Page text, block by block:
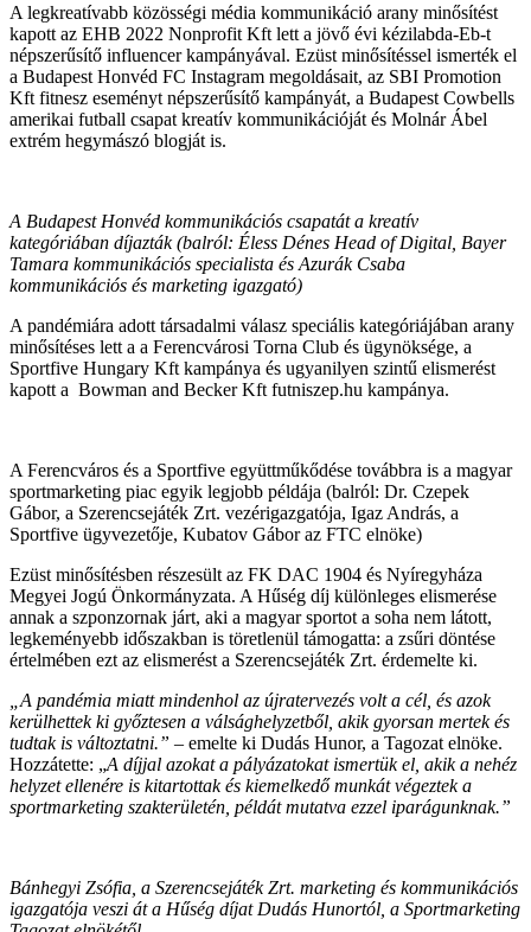
A legkreatívabb közösségi média kommunikáció arany minősítést
kapott az EHB 2022 Nonprofit Kft lett a jövő évi kézilabda-Eb-t
népszerűsítő influencer kampányával. Ezüst minősítéssel ismerték el
a Budapest Honvéd FC Instagram megoldásait, az SBI Promotion
Kft fitnesz eseményt népszerűsítő kampányát, a Budapest Cowbells
amerikai futball csapat kreatív kommunikációját és Molnár Ábel
extrém hegymászó blogját is.
A Budapest Honvéd kommunikációs csapatát a kreatív
kategóriában díjazták (balról: Éless Dénes Head of Digital, Bayer
Tamara kommunikációs specialista és Azurák Csaba
kommunikációs és marketing igazgató)
A pandémiára adott társadalmi válasz speciális kategóriájában arany
minősítéses lett a a Ferencvárosi Torna Club és ügynöksége, a
Sportfive Hungary Kft kampánya és ugyanilyen szintű elismerést
kapott a Bowman and Becker Kft futniszep.hu kampánya.
A Ferencváros és a Sportfive együttműkődése továbbra is a magyar
sportmarketing piac egyik legjobb példája (balról: Dr. Czepek
Gábor, a Szerencsejáték Zrt. vezérigazgatója, Igaz András, a
Sportfive ügyvezetője, Kubatov Gábor az FTC elnöke)
Ezüst minősítésben részesült az FK DAC 1904 és Nyíregyháza
Megyei Jogú Önkormányzata. A Hűség díj különleges elismerése
annak a szponzornak járt, aki a magyar sportot a soha nem látott,
legkeményebb időszakban is töretlenül támogatta: a zsűri döntése
értelmében ezt az elismerést a Szerencsejáték Zrt. érdemelte ki.
„A pandémia miatt mindenhol az újratervezés volt a cél, és azok
kerülhettek ki győztesen a válsághelyzetből, akik gyorsan mertek és
tudtak is változtatni.” – emelte ki Dudás Hunor, a Tagozat elnöke.
Hozzátette: „A díjjal azokat a pályázatokat ismertük el, akik a nehéz
helyzet ellenére is kitartottak és kiemelkedő munkát végeztek a
sportmarketing szakterületén, példát mutatva ezzel iparágunknak.”
Bánhegyi Zsófia, a Szerencsejáték Zrt. marketing és kommunikációs
igazgatója veszi át a Hűség díjat Dudás Hunortól, a Sportmarketing